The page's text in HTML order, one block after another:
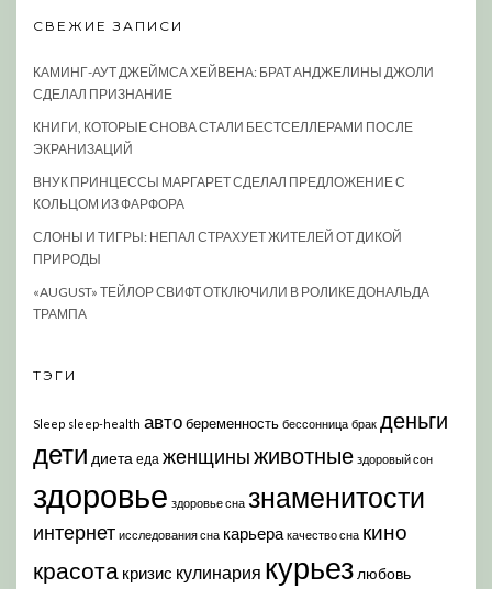
СВЕЖИЕ ЗАПИСИ
КАМИНГ-АУТ ДЖЕЙМСА ХЕЙВЕНА: БРАТ АНДЖЕЛИНЫ ДЖОЛИ
СДЕЛАЛ ПРИЗНАНИЕ
КНИГИ, КОТОРЫЕ СНОВА СТАЛИ БЕСТСЕЛЛЕРАМИ ПОСЛЕ
ЭКРАНИЗАЦИЙ
ВНУК ПРИНЦЕССЫ МАРГАРЕТ СДЕЛАЛ ПРЕДЛОЖЕНИЕ С
КОЛЬЦОМ ИЗ ФАРФОРА
СЛОНЫ И ТИГРЫ: НЕПАЛ СТРАХУЕТ ЖИТЕЛЕЙ ОТ ДИКОЙ
ПРИРОДЫ
«AUGUST» ТЕЙЛОР СВИФТ ОТКЛЮЧИЛИ В РОЛИКЕ ДОНАЛЬДА
ТРАМПА
ТЭГИ
Sleep sleep-health автобеременность бессонница брак деньги
дети диета еда женщиныживотные здоровый сон
здоровье здоровье сна знаменитости
интернет исследования сна карьера качество сна кино
красота кризис кулинария курьез любовь